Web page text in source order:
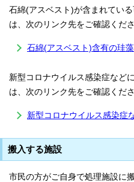
石綿(アスベスト)が含まれてい
は、次のリンク先をご確認くださ
石綿(アスベスト)含有の珪
新型コロナウイルス感染症など
は、次のリンク先をご確認くださ
新型コロナウイルス感染症
搬入する施設
市民の方がご自身で処理施設に